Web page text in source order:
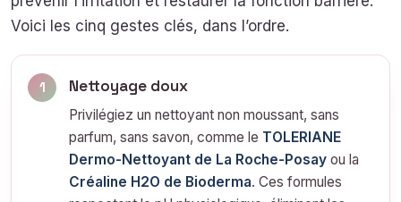
Voici les cinq gestes clés, dans l’ordre.
1 Nettoyage doux
Privilégiez un nettoyant non moussant, sans
parfum, sans savon, comme le TOLERIANE
Dermo-Nettoyant de La Roche-Posay ou la
Créaline H2O de Bioderma. Ces formules